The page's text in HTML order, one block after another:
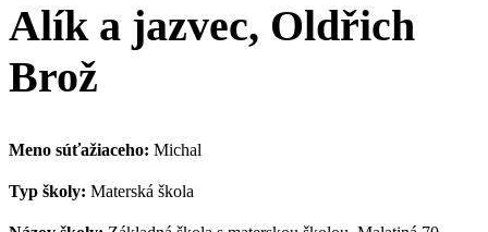
Alík a jazvec, Oldřich
Brož
Meno súťažiaceho: Michal
Typ školy: Materská škola